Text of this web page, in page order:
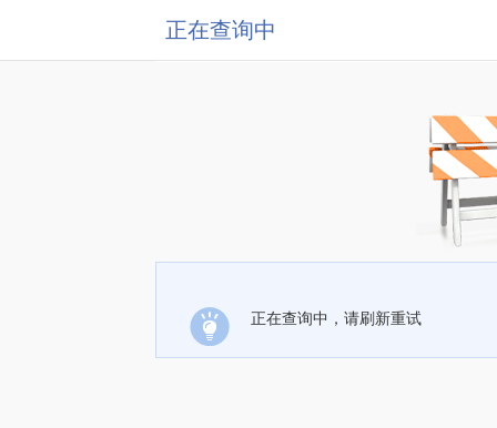
正在查询中
正在查询中，请刷新重试